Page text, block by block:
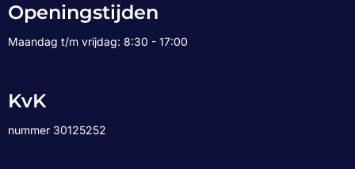
Openingstijden
Maandag t/m vrijdag: 8:30 - 17:00
KvK
nummer 30125252